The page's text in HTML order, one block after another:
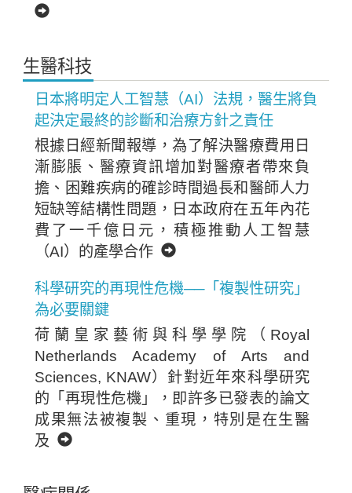
生醫科技
日本將明定人工智慧（AI）法規，醫生將負
起決定最終的診斷和治療方針之責任
根據日經新聞報導，為了解決醫療費用日
漸膨脹、醫療資訊增加對醫療者帶來負
擔、困難疾病的確診時間過長和醫師人力
短缺等結構性問題，日本政府在五年內花
費了一千億日元，積極推動人工智慧
（AI）的產學合作
科學研究的再現性危機──「複製性研究」
為必要關鍵
荷蘭皇家藝術與科學學院（Royal
Netherlands Academy of Arts and
Sciences, KNAW）針對近年來科學研究
的「再現性危機」，即許多已發表的論文
成果無法被複製、重現，特別是在生醫
及